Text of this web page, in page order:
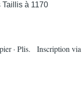
Taillis à 1170
· Plis. Inscription via